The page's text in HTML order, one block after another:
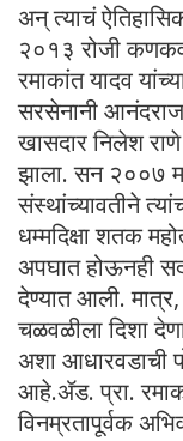
अन् त्याचं
२०१३ रोजी
रमाकांत यादव
सरसेनानी
खासदार निलेश
झाला. सन २००७
संस्थांच्यावतीने
धम्मदिक्षा शतक
अपघात होऊनही
देण्यात आली.
चळवळीला दिशा
अशा आधारवडाची
आहे.ॲड. प्रा.
विनम्रतापूर्वक